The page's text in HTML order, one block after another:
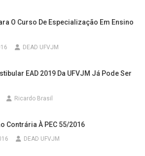
O Curso De Especialização Em Ensino
DEAD UFVJM
EAD 2019 Da UFVJM Já Pode Ser
Ricardo Brasil
Contrária À PEC 55/2016
DEAD UFVJM